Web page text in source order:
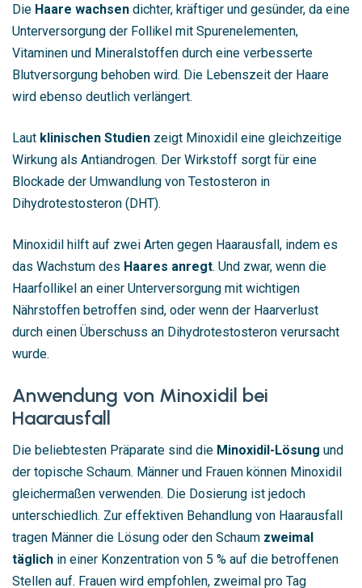
Die Haare wachsen dichter, kräftiger und gesünder, da eine
Unterversorgung der Follikel mit Spurenelementen,
Vitaminen und Mineralstoffen durch eine verbesserte
Blutversorgung behoben wird. Die Lebenszeit der Haare
wird ebenso deutlich verlängert.
Laut klinischen Studien zeigt Minoxidil eine gleichzeitige
Wirkung als Antiandrogen. Der Wirkstoff sorgt für eine
Blockade der Umwandlung von Testosteron in
Dihydrotestosteron (DHT).
Minoxidil hilft auf zwei Arten gegen Haarausfall, indem es
das Wachstum des Haares anregt. Und zwar, wenn die
Haarfollikel an einer Unterversorgung mit wichtigen
Nährstoffen betroffen sind, oder wenn der Haarverlust
durch einen Überschuss an Dihydrotestosteron verursacht
wurde.
Anwendung von Minoxidil bei
Haarausfall
Die beliebtesten Präparate sind die Minoxidil-Lösung und
der topische Schaum. Männer und Frauen können Minoxidil
gleichermaßen verwenden. Die Dosierung ist jedoch
unterschiedlich. Zur effektiven Behandlung von Haarausfall
tragen Männer die Lösung oder den Schaum zweimal
täglich in einer Konzentration von 5 % auf die betroffenen
Stellen auf. Frauen wird empfohlen, zweimal pro Tag